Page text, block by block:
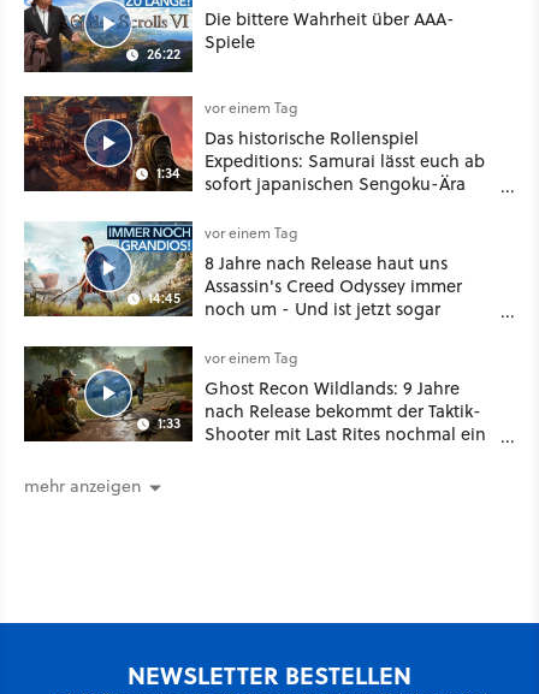
26:22
Die bittere Wahrheit über AAA-
Spiele
1:34
vor einem Tag
Das historische Rollenspiel
Expeditions: Samurai lässt euch ab
sofort japanischen Sengoku-Ära
oder Diplomatie
14:45
vor einem Tag
8 Jahre nach Release haut uns
Assassin's Creed Odyssey immer
noch um - Und ist jetzt sogar
1:33
vor einem Tag
Ghost Recon Wildlands: 9 Jahre
nach Release bekommt der Taktik-
Shooter mit Last Rites nochmal ein
mehr anzeigen
NEWSLETTER BESTELLEN